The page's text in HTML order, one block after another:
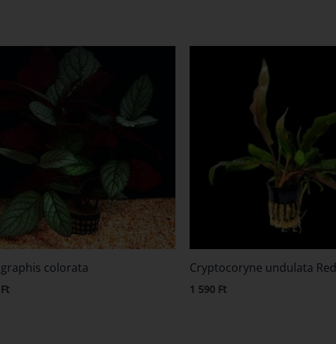
colorata
Ft
Cryptocoryne undulata Red
1 590 Ft